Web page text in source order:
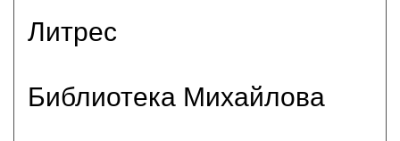
Литрес
Библиотека Михайлова